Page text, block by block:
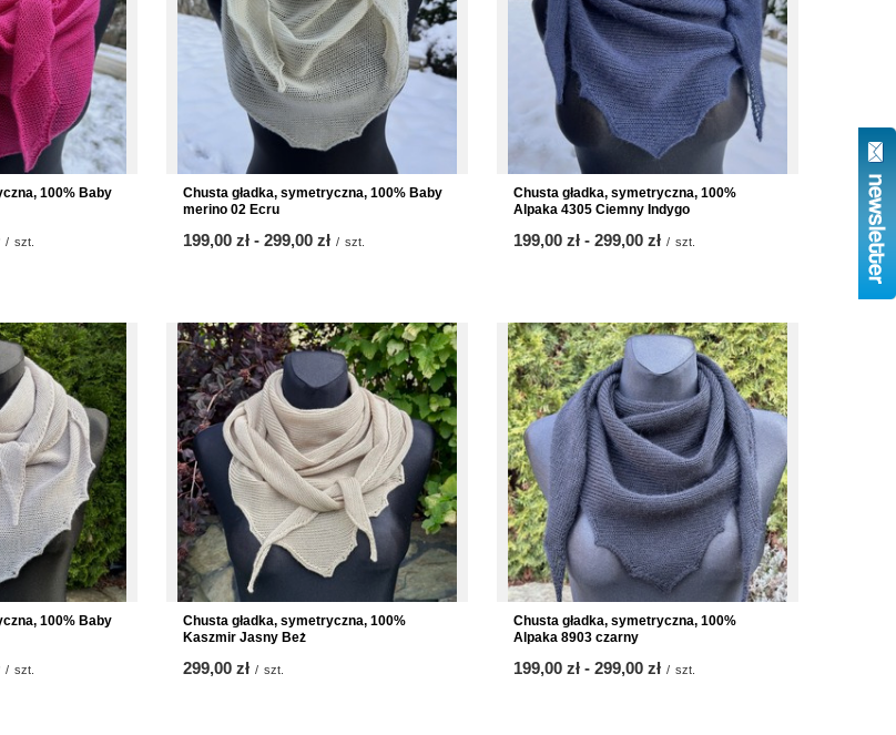
100% Baby
/ szt.
Chusta gładka, symetryczna, 100% Baby
merino 02 Ecru
ab
199,00 zł - bis
299,00 zł / szt.
Chusta gładka, symetryczna, 100%
Alpaka 4305 Ciemny Indygo
ab
199,00 zł - bis
299,00 zł / szt.
100% Baby
/ szt.
Chusta gładka, symetryczna, 100%
Kaszmir Jasny Beż
299,00 zł / szt.
Chusta gładka, symetryczna, 100%
Alpaka 8903 czarny
ab
199,00 zł - bis
299,00 zł / szt.